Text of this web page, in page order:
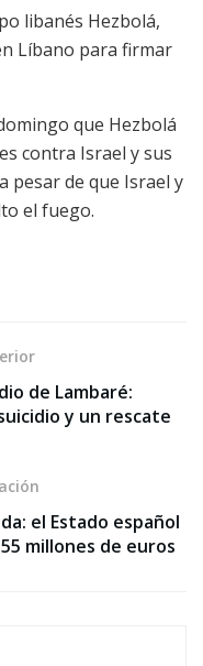
libanés Hezbolá,
Líbano para firmar
que Hezbolá
contra Israel y sus
pesar de que Israel y
el fuego.
de Lambaré:
y un rescate
el Estado español
millones de euros